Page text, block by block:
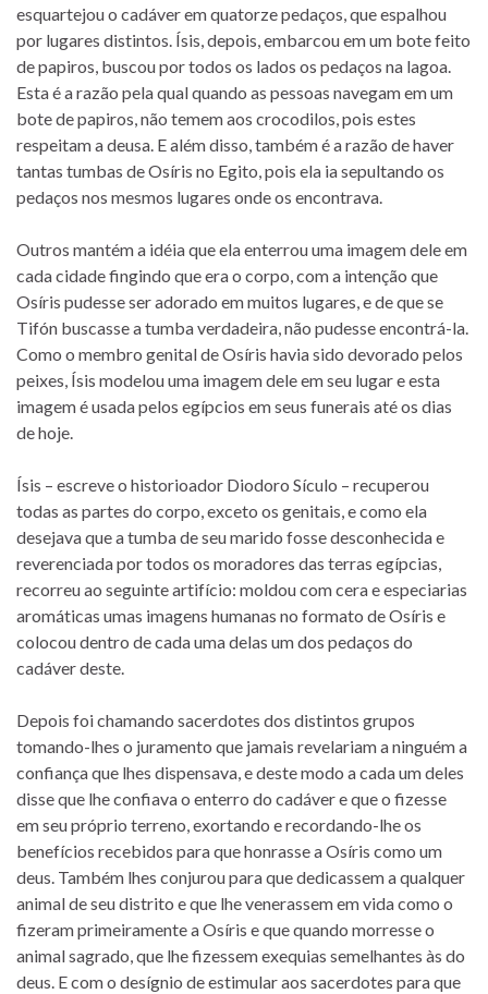
esquartejou o cadáver em quatorze pedaços, que espalhou
por lugares distintos. Ísis, depois, embarcou em um bote feito
de papiros, buscou por todos os lados os pedaços na lagoa.
Esta é a razão pela qual quando as pessoas navegam em um
bote de papiros, não temem aos crocodilos, pois estes
respeitam a deusa. E além disso, também é a razão de haver
tantas tumbas de Osíris no Egito, pois ela ia sepultando os
pedaços nos mesmos lugares onde os encontrava.
Outros mantém a idéia que ela enterrou uma imagem dele em
cada cidade fingindo que era o corpo, com a intenção que
Osíris pudesse ser adorado em muitos lugares, e de que se
Tifón buscasse a tumba verdadeira, não pudesse encontrá-la.
Como o membro genital de Osíris havia sido devorado pelos
peixes, Ísis modelou uma imagem dele em seu lugar e esta
imagem é usada pelos egípcios em seus funerais até os dias
de hoje.
Ísis – escreve o historioador Diodoro Sículo – recuperou
todas as partes do corpo, exceto os genitais, e como ela
desejava que a tumba de seu marido fosse desconhecida e
reverenciada por todos os moradores das terras egípcias,
recorreu ao seguinte artifício: moldou com cera e especiarias
aromáticas umas imagens humanas no formato de Osíris e
colocou dentro de cada uma delas um dos pedaços do
cadáver deste.
Depois foi chamando sacerdotes dos distintos grupos
tomando-lhes o juramento que jamais revelariam a ninguém a
confiança que lhes dispensava, e deste modo a cada um deles
disse que lhe confiava o enterro do cadáver e que o fizesse
em seu próprio terreno, exortando e recordando-lhe os
benefícios recebidos para que honrasse a Osíris como um
deus. Também lhes conjurou para que dedicassem a qualquer
animal de seu distrito e que lhe venerassem em vida como o
fizeram primeiramente a Osíris e que quando morresse o
animal sagrado, que lhe fizessem exequias semelhantes às do
deus. E com o desígnio de estimular aos sacerdotes para que